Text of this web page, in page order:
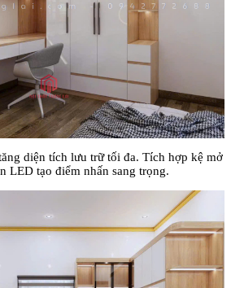
diện tích lưu trữ tối đa. Tích hợp kệ mở
LED tạo điểm nhấn sang trọng.